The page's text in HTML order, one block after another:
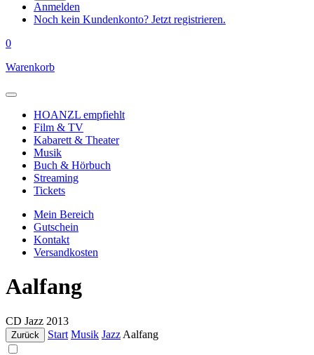
Anmelden
Noch kein Kundenkonto? Jetzt registrieren.
0
Warenkorb
HOANZL empfiehlt
Film & TV
Kabarett & Theater
Musik
Buch & Hörbuch
Streaming
Tickets
Mein Bereich
Gutschein
Kontakt
Versandkosten
Aalfang
CD Jazz 2013
Zurück Start Musik Jazz Aalfang